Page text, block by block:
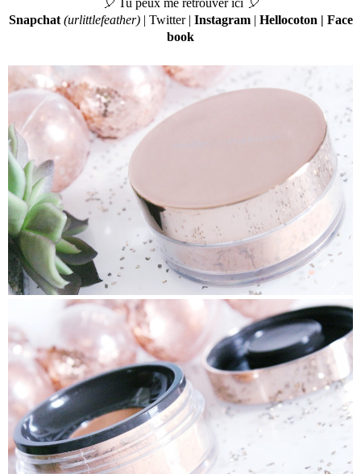
🎈 Tu peux me retrouver ici 🎈
Snapchat (urlittlefeather)| Twitter| Instagram| Hellocoton | Face
book